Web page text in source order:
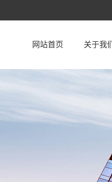
网站首页 关于我们